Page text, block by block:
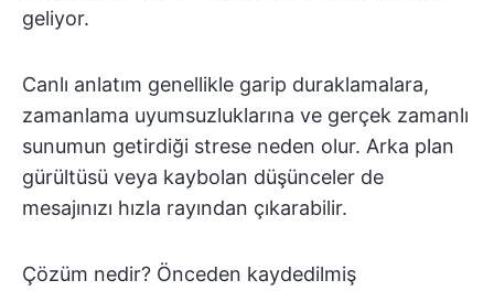
geliyor.
Canlı anlatım genellikle garip duraklamalara,
zamanlama uyumsuzluklarına ve gerçek zamanlı
sunumun getirdiği strese neden olur. Arka plan
gürültüsü veya kaybolan düşünceler de
mesajınızı hızla rayından çıkarabilir.
Çözüm nedir? Önceden kaydedilmiş